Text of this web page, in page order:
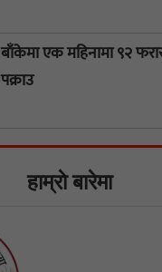
बाँकेमा एक महिनामा ९२
पक्राउ
हाम्राे बारेमा